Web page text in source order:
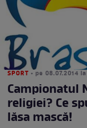
SPORT • pe 08.07.2014
Campionatul
religiei? Ce
lăsa mască!